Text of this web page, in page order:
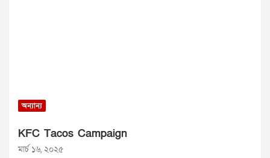
অন্যান্য
KFC Tacos Campaign
মার্চ ১৬, ২০২৫